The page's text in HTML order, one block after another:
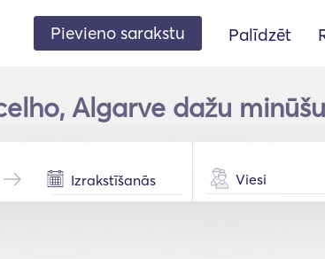
Pievieno sarakstu Palīdzēt
Algarve dažu
Viesi